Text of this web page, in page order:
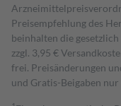
Preisempfehlung des
beinhalten die
zzgl. 3,95 €
frei. Preisänderungen
und Gratis-Beigaben